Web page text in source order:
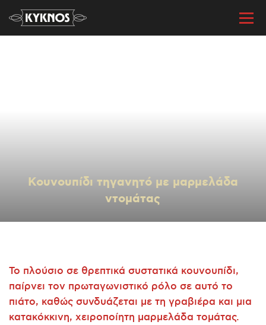
Κουνουπίδι τηγανητό με μαρμελάδα
ντομάτας
Το πλούσιο σε θρεπτικά συστατικά κουνουπίδι,
παίρνει τον πρωταγωνιστικό ρόλο σε αυτό το
πιάτο, καθώς συνδυάζεται με τη γραβιέρα και μια
κατακόκκινη, χειροποίητη μαρμελάδα τομάτας.